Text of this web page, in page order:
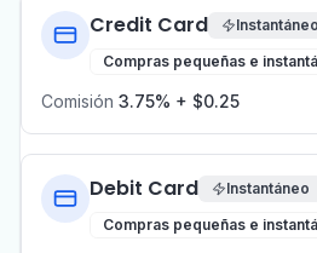
Credit Card
Instantáneo
Compras pequeñas e
Comisión 3.75% + $0.25
Debit Card
Instantáneo
Compras pequeñas e